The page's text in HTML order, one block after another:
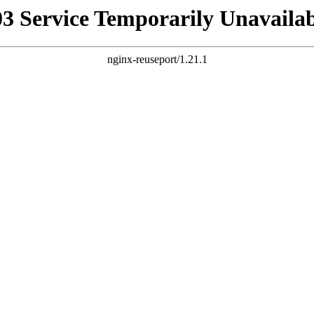
Service Temporarily
nginx-reuseport/1.21.1